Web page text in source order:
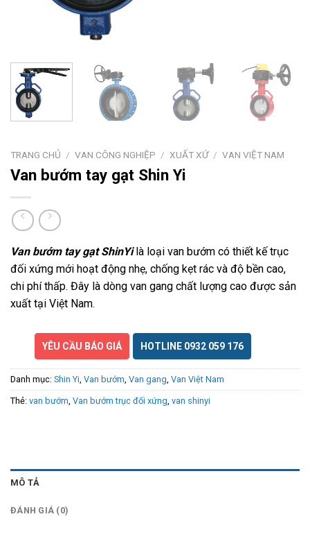
TRANG CHỦ / VAN CÔNG NGHIỆP / XUẤT XỨ / VAN VIỆT NAM
Van bướm tay gạt Shin Yi
Van bướm tay gạt ShinYilà loại van bướm có thiết kế trục
đối xứng mới hoạt động nhẹ, chống kẹt rác và độ bền cao,
chi phí thấp. Đây là dòng van gang chất lượng cao được sản
xuất tại Việt Nam.
YÊU CẦU BÁO GIÁ HOTLINE 0932 059 176
Danh mục: Shin Yi, Van bướm, Van gang, Van Việt Nam
Thẻ: van bướm, Van bướm trục đối xứng, van shinyi
MÔ TẢ
ĐÁNH GIÁ (0)